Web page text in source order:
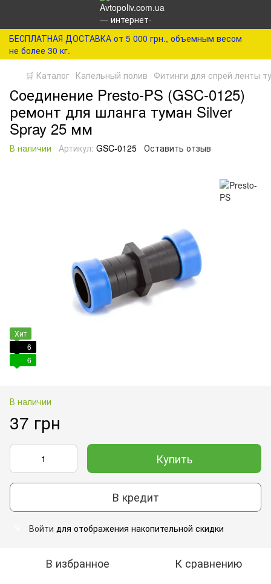
БЕСПЛАТНАЯ ДОСТАВКА от 5 000 грн., объемным весом
не более 30 кг.
🛒 Каталог Капельный полив Фитинги для спрей ленты
Соединение Presto-PS (GSC-0125)
ремонт для шланга туман Silver
Spray 25 мм
В наличии Артикул: GSC-0125 Оставить отзыв
Хит
6
6
В наличии
37 грн
Купить
В кредит
Войти для отображения накопительной скидки
В избранное К сравнению